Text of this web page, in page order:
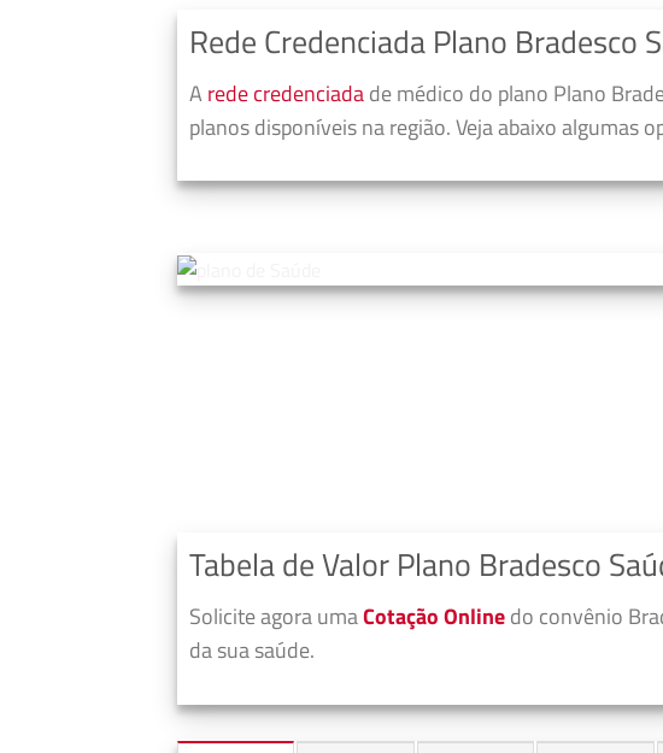
Rede Credenciada Plano Bradesco
A rede credenciadade médico do plano Plano
planos disponíveis na região. Veja abaixo algumas
Tabela de Valor Plano Bradesco
Solicite agora umaCotação Onlinedo convênio
da sua saúde.